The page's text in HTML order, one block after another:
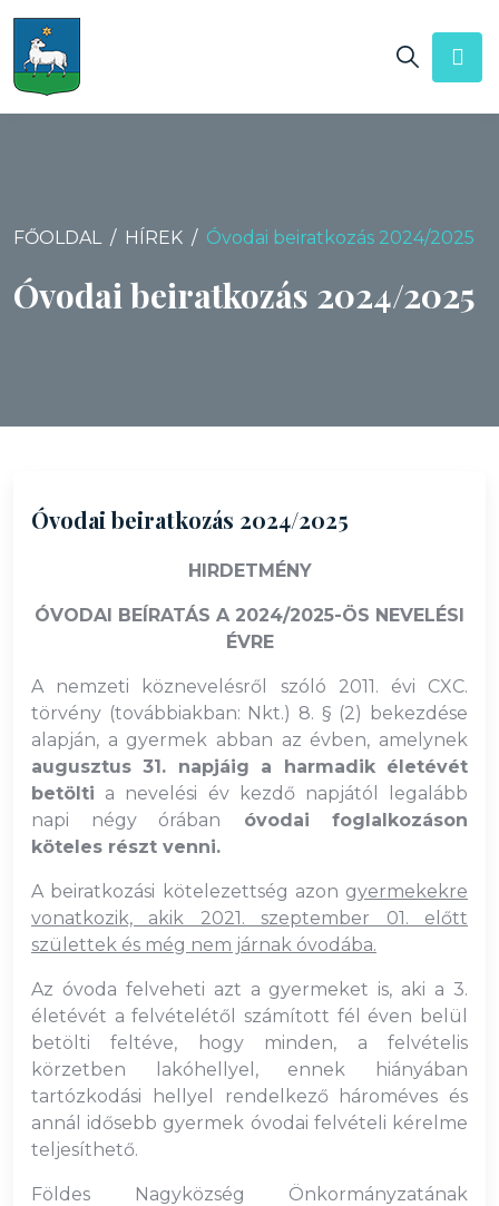
FŐOLDAL HÍREK Óvodai beiratkozás 2024/2025
Óvodai beiratkozás 2024/2025
Óvodai beiratkozás 2024/2025
HIRDETMÉNY
ÓVODAI BEÍRATÁS A 2024/2025-ÖS NEVELÉSI
ÉVRE
A nemzeti köznevelésről szóló 2011. évi CXC.
törvény (továbbiakban: Nkt.) 8. § (2) bekezdése
alapján, a gyermek abban az évben, amelynek
augusztus 31. napjáig a harmadik életévét
betölti a nevelési év kezdő napjától legalább
napi négy órában óvodai foglalkozáson
köteles részt venni.
A beiratkozási kötelezettség azon gyermekekre
vonatkozik, akik 2021. szeptember 01. előtt
születtek és még nem járnak óvodába.
Az óvoda felveheti azt a gyermeket is, aki a 3.
életévét a felvételétől számított fél éven belül
betölti feltéve, hogy minden, a felvételis
körzetben lakóhellyel, ennek hiányában
tartózkodási hellyel rendelkező hároméves és
annál idősebb gyermek óvodai felvételi kérelme
teljesíthető.
Földes Nagyközség Önkormányzatának